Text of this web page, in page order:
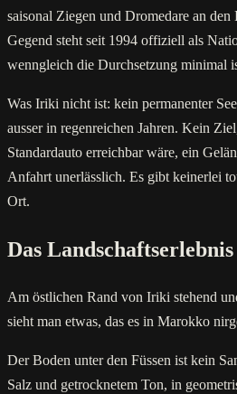
saisonal Ziegen und Dromedare an
Gegend steht seit 1994 offiziell als
wenngleich die Durchsetzung minimal
Was Iriki nicht ist: kein permanenter
ausser in regenreichen Jahren. Kein
Standardauto erreichbar wäre, ein
Anfahrt unerlässlich. Es gibt keinerlei
Ort.
Das Landschaftserlebnis
Am östlichen Rand von Iriki stehend
sieht man etwas, das es in Marokko
Der Boden unter den Füssen ist kein
Salz und getrocknetem Ton, in